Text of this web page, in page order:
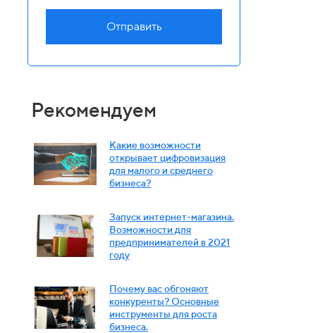
Отправить
Рекомендуем
Какие возможности
открывает цифровизация
для малого и среднего
бизнеса?
Запуск интернет-магазина.
Возможности для
предпринимателей в 2021
году
Почему вас обгоняют
конкуренты? Основные
инструменты для роста
бизнеса.